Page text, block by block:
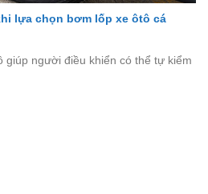
lựa chọn bơm lốp xe ôtô cá
giúp người điều khiển có thể tự kiểm